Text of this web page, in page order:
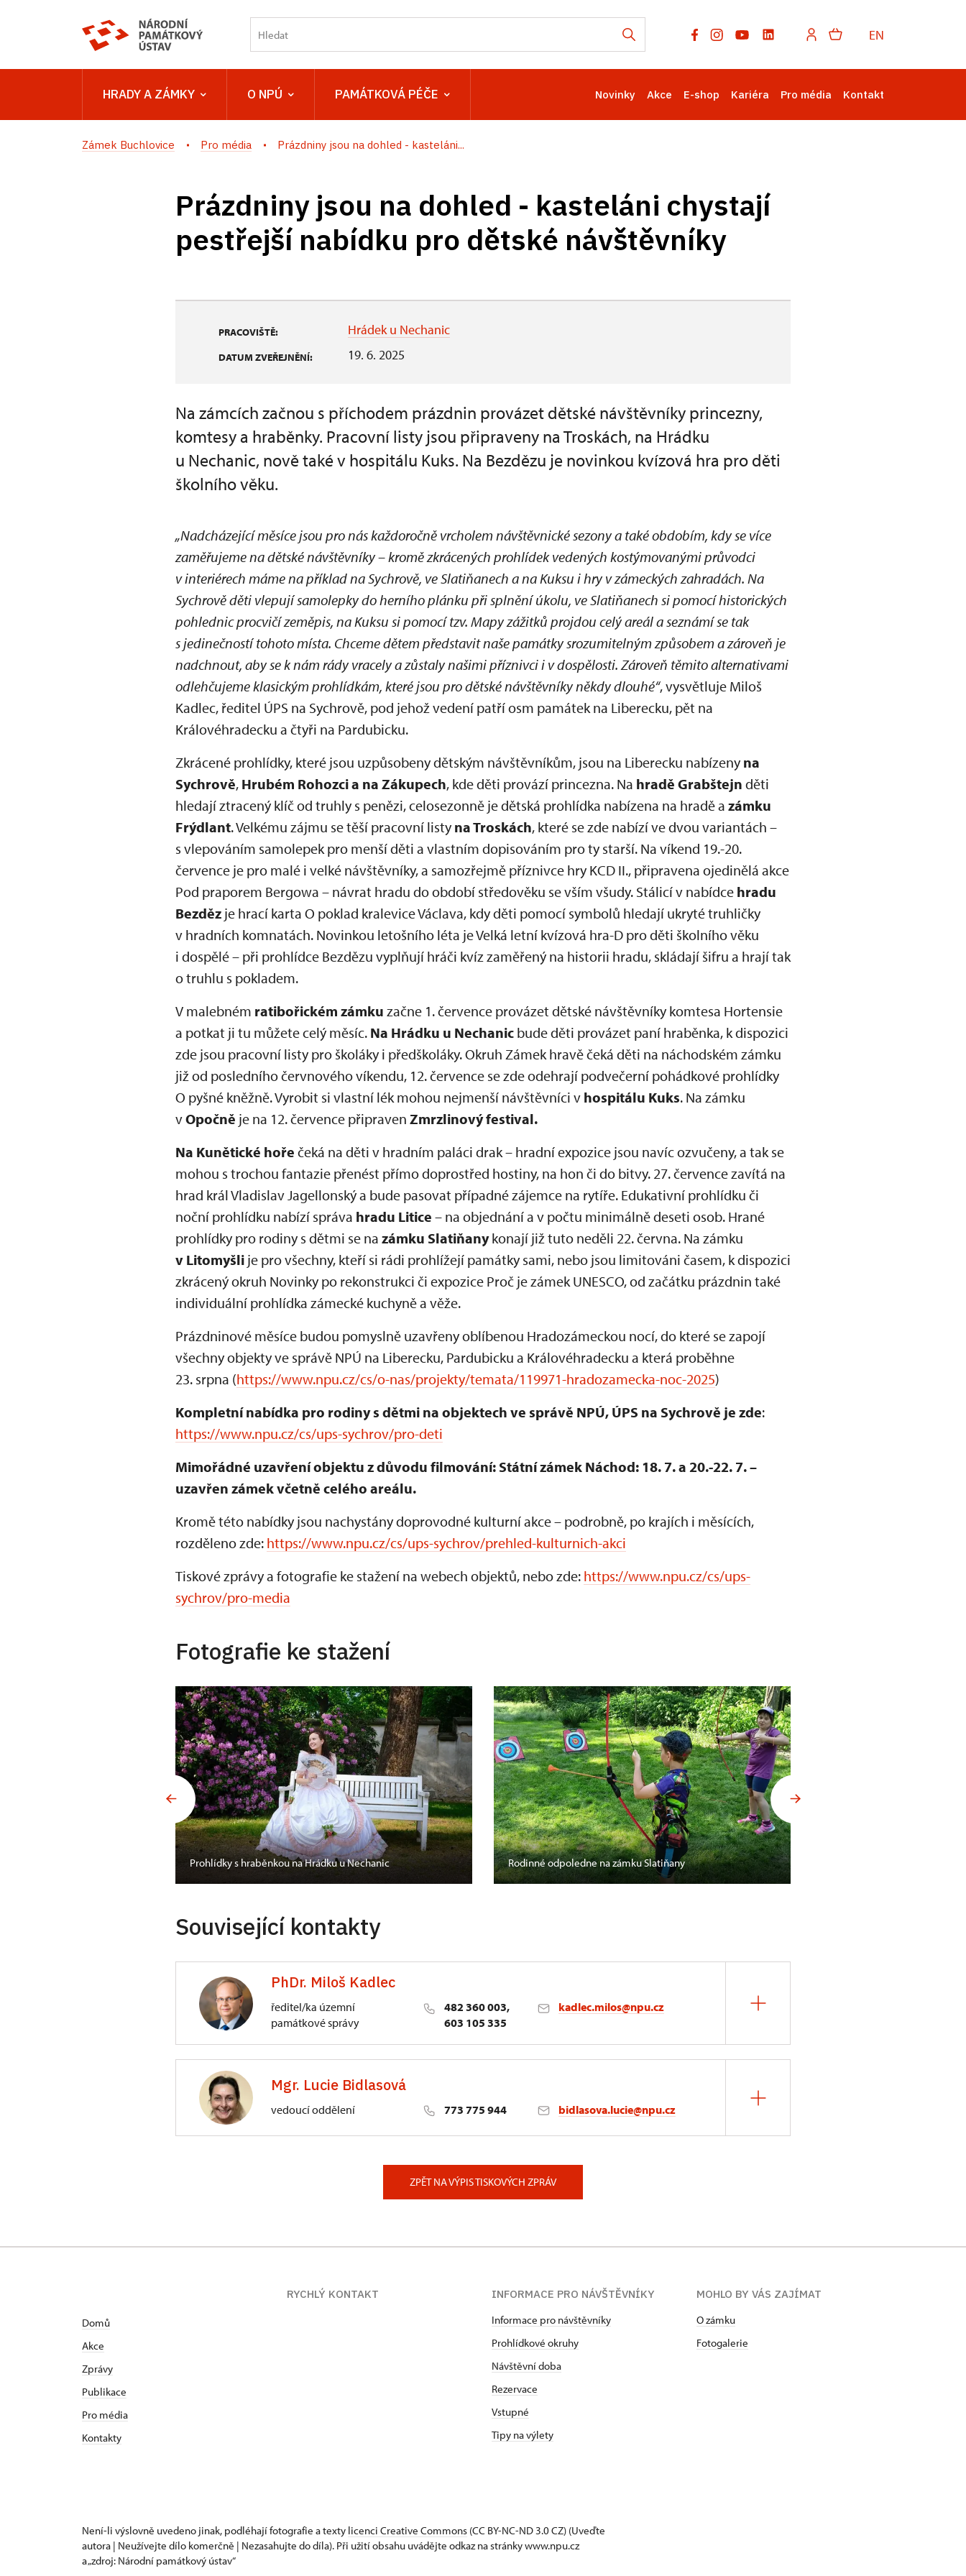
EN
HRADY A ZÁMKY O NPÚ PAMÁTKOVÁ PÉČE Novinky Akce E-shop Kariéra Pro média Kontakt
Zámek Buchlovice Pro média Prázdniny jsou na dohled - kasteláni...
Prázdniny jsou na dohled - kasteláni chystají
pestřejší nabídku pro dětské návštěvníky
PRACOVIŠTĚ: Hrádek u Nechanic
DATUM ZVEŘEJNĚNÍ: 19. 6. 2025
Na zámcích začnou s příchodem prázdnin provázet dětské návštěvníky princezny,
komtesy a hraběnky. Pracovní listy jsou připraveny na Troskách, na Hrádku
u Nechanic, nově také v hospitálu Kuks. Na Bezdězu je novinkou kvízová hra pro děti
školního věku.
„Nadcházející měsíce jsou pro nás každoročně vrcholem návštěvnické sezony a také obdobím, kdy se více
zaměřujeme na dětské návštěvníky – kromě zkrácených prohlídek vedených kostýmovanými průvodci
v interiérech máme na příklad na Sychrově, ve Slatiňanech a na Kuksu i hry v zámeckých zahradách. Na
Sychrově děti vlepují samolepky do herního plánku při splnění úkolu, ve Slatiňanech si pomocí historických
pohlednic procvičí zeměpis, na Kuksu si pomocí tzv. Mapy zážitků projdou celý areál a seznámí se tak
s jedinečností tohoto místa. Chceme dětem představit naše památky srozumitelným způsobem a zároveň je
nadchnout, aby se k nám rády vracely a zůstaly našimi příznivci i v dospělosti. Zároveň těmito alternativami
odlehčujeme klasickým prohlídkám, které jsou pro dětské návštěvníky někdy dlouhé“, vysvětluje Miloš
Kadlec, ředitel ÚPS na Sychrově, pod jehož vedení patří osm památek na Liberecku, pět na
Královéhradecku a čtyři na Pardubicku.
Zkrácené prohlídky, které jsou uzpůsobeny dětským návštěvníkům, jsou na Liberecku nabízeny na
Sychrově, Hrubém Rohozci a na Zákupech, kde děti provází princezna. Na hradě Grabštejn děti
hledají ztracený klíč od truhly s penězi, celosezonně je dětská prohlídka nabízena na hradě a zámku
Frýdlant. Velkému zájmu se těší pracovní listy na Troskách, které se zde nabízí ve dvou variantách –
s vlepováním samolepek pro menší děti a vlastním dopisováním pro ty starší. Na víkend 19.-20.
července je pro malé i velké návštěvníky, a samozřejmě příznivce hry KCD II., připravena ojedinělá akce
Pod praporem Bergowa – návrat hradu do období středověku se vším všudy. Stálicí v nabídce hradu
Bezděz je hrací karta O poklad kralevice Václava, kdy děti pomocí symbolů hledají ukryté truhličky
v hradních komnatách. Novinkou letošního léta je Velká letní kvízová hra-D pro děti školního věku
i dospělé – při prohlídce Bezdězu vyplňují hráči kvíz zaměřený na historii hradu, skládají šifru a hrají tak
o truhlu s pokladem.
V malebném ratibořickém zámku začne 1. července provázet dětské návštěvníky komtesa Hortensie
a potkat ji tu můžete celý měsíc. Na Hrádku u Nechanic bude děti provázet paní hraběnka, k dispozici
zde jsou pracovní listy pro školáky i předškoláky. Okruh Zámek hravě čeká děti na náchodském zámku
již od posledního červnového víkendu, 12. července se zde odehrají podvečerní pohádkové prohlídky
O pyšné kněžně. Vyrobit si vlastní lék mohou nejmenší návštěvníci v hospitálu Kuks. Na zámku
vOpočně je na 12. července připraven Zmrzlinový festival.
Na Kunětické hoře čeká na děti v hradním paláci drak – hradní expozice jsou navíc ozvučeny, a tak se
mohou s trochou fantazie přenést přímo doprostřed hostiny, na hon či do bitvy. 27. července zavítá na
hrad král Vladislav Jagellonský a bude pasovat případné zájemce na rytíře. Edukativní prohlídku či
noční prohlídku nabízí správa hradu Litice – na objednání a v počtu minimálně deseti osob. Hrané
prohlídky pro rodiny s dětmi se na zámku Slatiňanykonají již tuto neděli 22. června. Na zámku
v Litomyšli je pro všechny, kteří si rádi prohlížejí památky sami, nebo jsou limitováni časem, k dispozici
zkrácený okruh Novinky po rekonstrukci či expozice Proč je zámek UNESCO, od začátku prázdnin také
individuální prohlídka zámecké kuchyně a věže.
Prázdninové měsíce budou pomyslně uzavřeny oblíbenou Hradozámeckou nocí, do které se zapojí
všechny objekty ve správě NPÚ na Liberecku, Pardubicku a Královéhradecku a která proběhne
23. srpna (https://www.npu.cz/cs/o-nas/projekty/temata/119971-hradozamecka-noc-2025)
Kompletní nabídka pro rodiny s dětmi na objektech ve správě NPÚ, ÚPS na Sychrově je zde:
https://www.npu.cz/cs/ups-sychrov/pro-deti
Mimořádné uzavření objektu z důvodu filmování: Státní zámek Náchod: 18. 7. a 20.-22. 7. –
uzavřen zámek včetně celého areálu.
Kromě této nabídky jsou nachystány doprovodné kulturní akce – podrobně, po krajích i měsících,
rozděleno zde: https://www.npu.cz/cs/ups-sychrov/prehled-kulturnich-akci
Tiskové zprávy a fotografie ke stažení na webech objektů, nebo zde: https://www.npu.cz/cs/ups-
sychrov/pro-media
Fotografie ke stažení
Prohlídky s hraběnkou na Hrádku u Nechanic Rodinné odpoledne na zámku Slatiňany
Související kontakty
PhDr. Miloš Kadlec
ředitel/ka územní
památkové správy
482 360 003,
603 105 335
kadlec.milos@npu.cz
3/, Sychrov 3Mgr. Lucie Bidlasová
vedoucí oddělení 773 775 944 bidlasova.lucie@npu.cz
ZPĚT NA VÝPIS TISKOVÝCH ZPRÁV
Domů
Akce
Zprávy
Publikace
Pro média
Kontakty
RYCHLÝ KONTAKT
INFORMACE PRO NÁVŠTĚVNÍKY
Informace pro návštěvníky
Prohlídkové okruhy
Návštěvní doba
Rezervace
Vstupné
Tipy na výlety
MOHLO BY VÁS ZAJÍMAT
O zámku
Fotogalerie
Není-li výslovně uvedeno jinak, podléhají fotografie a texty licenci Creative Commons (CC BY-NC-ND 3.0 CZ) (Uveďte
autora | Neužívejte dílo komerčně | Nezasahujte do díla). Při užití obsahu uvádějte odkaz na stránky www.npu.cz
a „zdroj: Národní památkový ústav“